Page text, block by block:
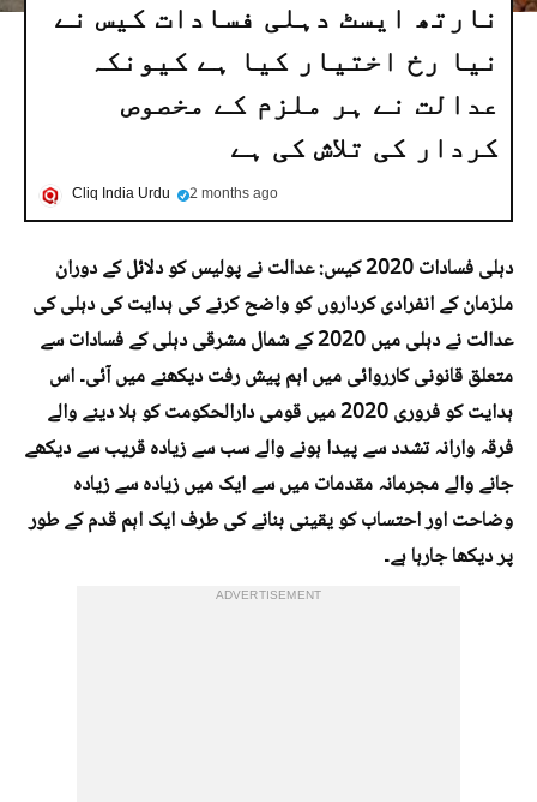
نارتھ ایسٹ دہلی فسادات کیس نے
نیا رخ اختیار کیا ہے کیونکہ
عدالت نے ہر ملزم کے مخصوص
کردار کی تلاش کی ہے
Cliq India Urdu 2 months ago
دہلی فسادات 2020 کیس: عدالت نے پولیس کو دلائل کے دوران
ملزمان کے انفرادی کرداروں کو واضح کرنے کی ہدایت کی دہلی کی
عدالت نے دہلی میں 2020 کے شمال مشرقی دہلی کے فسادات سے
متعلق قانونی کارروائی میں اہم پیش رفت دیکھنے میں آئی۔ اس
ہدایت کو فروری 2020 میں قومی دارالحکومت کو ہلا دینے والے
فرقہ وارانہ تشدد سے پیدا ہونے والے سب سے زیادہ قریب سے دیکھے
جانے والے مجرمانہ مقدمات میں سے ایک میں زیادہ سے زیادہ
وضاحت اور احتساب کو یقینی بنانے کی طرف ایک اہم قدم کے طور
پر دیکھا جارہا ہے۔
ADVERTISEMENT